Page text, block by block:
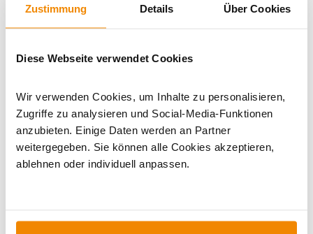
Zustimmung Details Über Cookies
Diese Webseite verwendet Cookies
Wir verwenden Cookies, um Inhalte zu personalisieren,
Zugriffe zu analysieren und Social-Media-Funktionen
anzubieten. Einige Daten werden an Partner
weitergegeben. Sie können alle Cookies akzeptieren,
ablehnen oder individuell anpassen.
WICHTIGE INFOS
Dieses Produkt finden Sie unter:Kaminöfen|Kamineinsätze
Kaminofen A+|Kaminöfen in schwarz|Gusseisen
Kaminofen|Holzofen|Kaminöfen mit externer Luftzufuhr